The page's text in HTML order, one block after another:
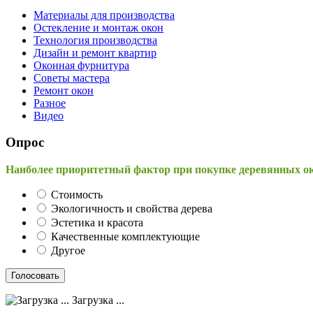
Материалы для производства
Остекление и монтаж окон
Технология производства
Дизайн и ремонт квартир
Оконная фурнитура
Советы мастера
Ремонт окон
Разное
Видео
Опрос
Наиболее приоритетный фактор при покупке деревянных
Стоимость
Экологичность и свойства дерева
Эстетика и красота
Качественные комплектующие
Другое
Загрузка ...